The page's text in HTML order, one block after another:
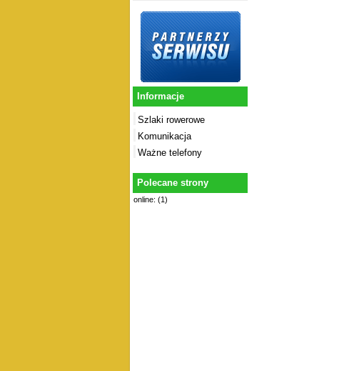
Informacje
Szlaki rowerowe
Komunikacja
Ważne telefony
Polecane strony
online: (1)